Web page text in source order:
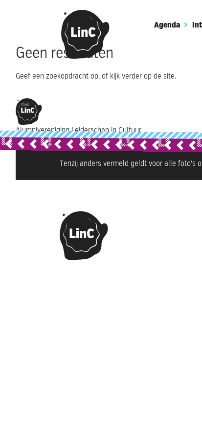
Agenda
Geen resultaten
Geef een zoekopdracht op, of kijk verder op de site.
Alumnivereniging Leiderschap in Cultuur
Tenzij anders vermeld geldt voor alle foto’s